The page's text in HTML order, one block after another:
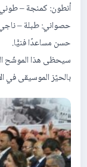
أنطون: كمنجة –
حصواني: طبلة –
حسن مساعدًا فنيًّا.
سيحظى هذا الموشّح
بالحيّز الموسيقى في